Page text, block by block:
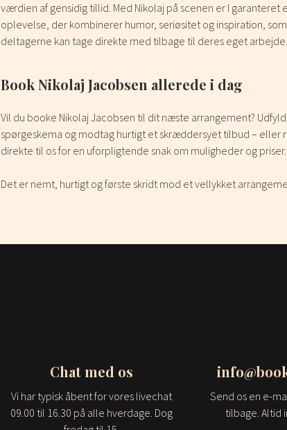
værdien af gensidig tillid. Med Nikolaj på scenen er I garanteret
oplevelse, der kombinerer humor, seriøsitet og inspiration, som
deltagerne kan tage direkte med tilbage til deres eget arbejde.
Book Nikolaj Jacobsen allerede i dag
Vil du booke Nikolaj Jacobsen til dit næste arrangement?
spørgeskema og modtag hurtigt et skræddersyet tilbud – eller
direkte til os for en uforpligtende snak om muligheder og priser.
Det er nemt, hurtigt og første skridt mod et vellykket
Chat med os
Vi har typisk åbent for vores livechat
09.00 til 16.30 på alle hverdage. Dog
Send os en e-
tilbage. Altid